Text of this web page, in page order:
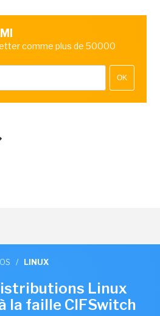
comme plus de 50000
OK
OS / LINUX
Linux
la faille CIFSwitch